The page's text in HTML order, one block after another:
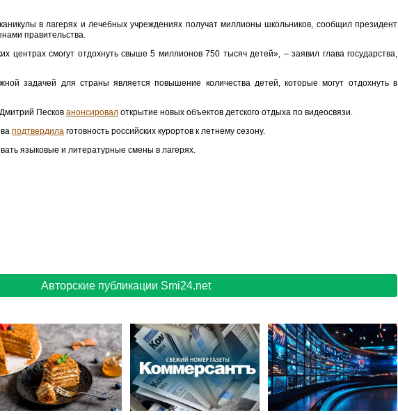
в лагерях и лечебных учреждениях получат миллионы школьников, сообщил президент
правительства.
центрах смогут отдохнуть свыше 5 миллионов 750 тысяч детей», – заявил глава государства,
задачей для страны является повышение количества детей, которые могут отдохнуть в
Песков анонсировал открытие новых объектов детского отдыха по видеосвязи.
подтвердила готовность российских курортов к летнему сезону.
языковые и литературные смены в лагерях.
Авторские публикации Smi24.net